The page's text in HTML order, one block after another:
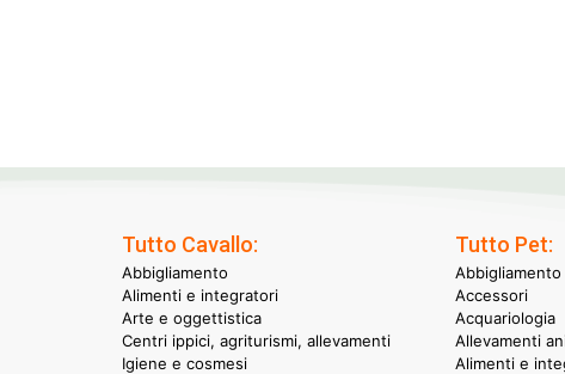
Tutto Cavallo:
Abbigliamento
Alimenti e integratori
Arte e oggettistica
Centri ippici, agriturismi, allevamenti
Igiene e cosmesi
Tutto Pet:
Abbigliamento
Accessori
Acquariologia
Allevamenti
Alimenti e